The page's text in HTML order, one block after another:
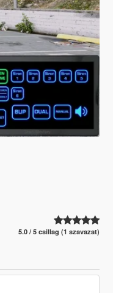
5.0 / 5 csillag (1 szavazat)